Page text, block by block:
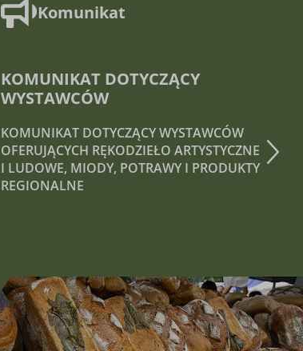
Komunikat
KOMUNIKAT DOTYCZĄCY
WYSTAWCÓW
KOMUNIKAT DOTYCZĄCY WYSTAWCÓW
OFERUJĄCYCH RĘKODZIEŁO ARTYSTYCZNE
I LUDOWE, MIODY, POTRAWY I PRODUKTY
REGIONALNE